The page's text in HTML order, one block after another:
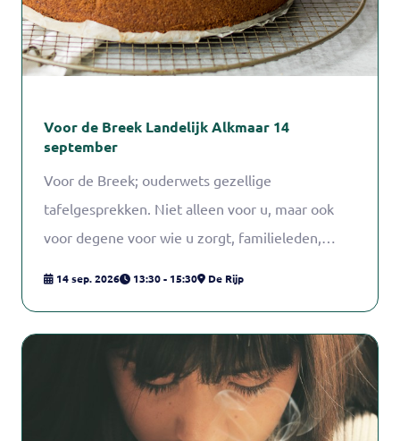
Voor de Breek Landelijk Alkmaar 14
september
Voor de Breek; ouderwets gezellige
tafelgesprekken. Niet alleen voor u, maar ook
voor degene voor wie u zorgt, familieleden,
14 sep. 2026 13:30 - 15:30 De Rijp